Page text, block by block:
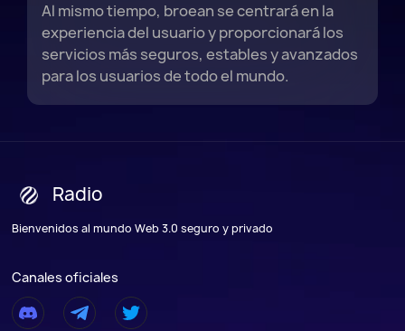
Al mismo tiempo, broean se centrará en la
experiencia del usuario y proporcionará los
servicios más seguros, estables y avanzados
para los usuarios de todo el mundo.
Radio
Bienvenidos al mundo Web 3.0 seguro y privado
Canales oficiales